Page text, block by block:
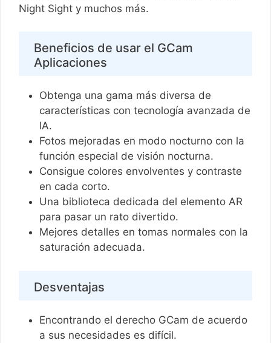
Night Sight y muchos más.
Beneficios de usar el GCam
Aplicaciones
Obtenga una gama más diversa de
características con tecnología avanzada de
IA.
Fotos mejoradas en modo nocturno con la
función especial de visión nocturna.
Consigue colores envolventes y contraste
en cada corto.
Una biblioteca dedicada del elemento AR
para pasar un rato divertido.
Mejores detalles en tomas normales con la
saturación adecuada.
Desventajas
Encontrando el derecho GCam de acuerdo
a sus necesidades es difícil.